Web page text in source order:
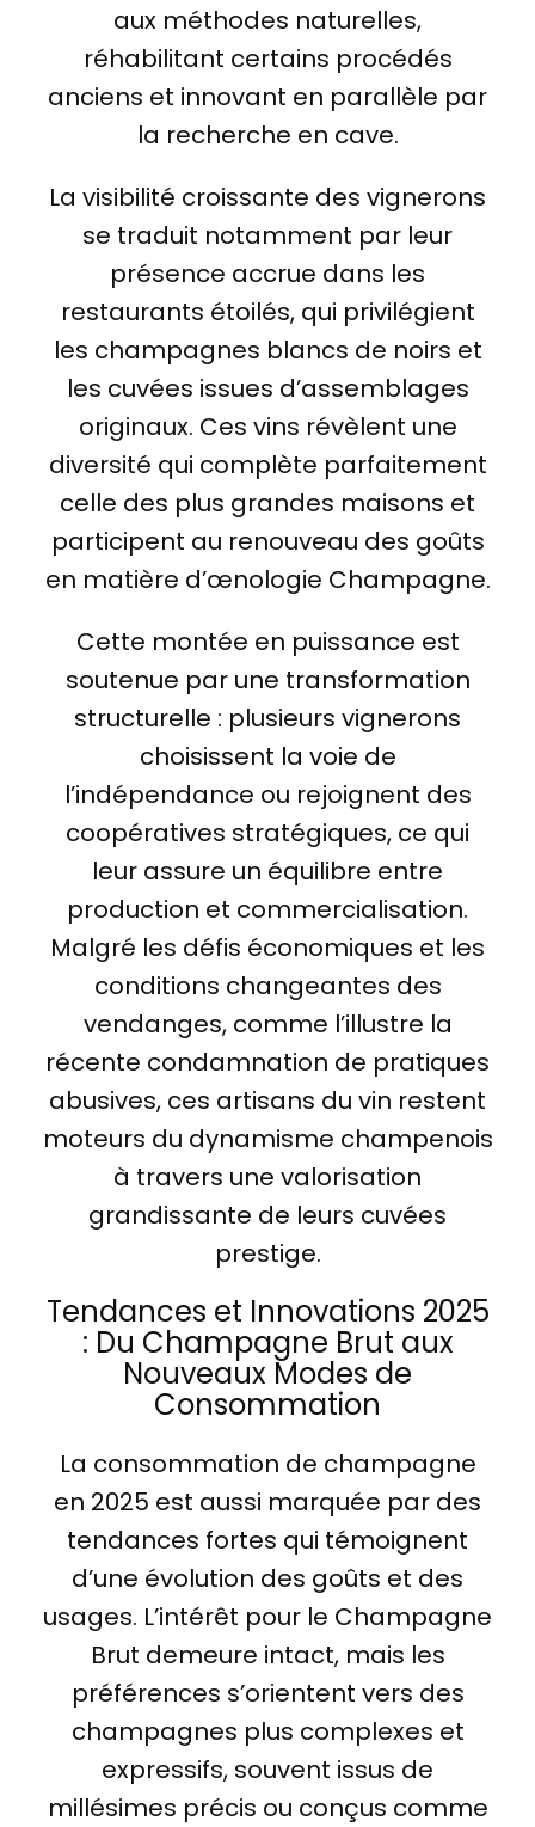
aux méthodes naturelles,
réhabilitant certains procédés
anciens et innovant en parallèle par
la recherche en cave.
La visibilité croissante des vignerons
se traduit notamment par leur
présence accrue dans les
restaurants étoilés, qui privilégient
les champagnes blancs de noirs et
les cuvées issues d’assemblages
originaux. Ces vins révèlent une
diversité qui complète parfaitement
celle des plus grandes maisons et
participent au renouveau des goûts
en matière d’œnologie Champagne.
Cette montée en puissance est
soutenue par une transformation
structurelle : plusieurs vignerons
choisissent la voie de
l’indépendance ou rejoignent des
coopératives stratégiques, ce qui
leur assure un équilibre entre
production et commercialisation.
Malgré les défis économiques et les
conditions changeantes des
vendanges, comme l’illustre la
récente condamnation de pratiques
abusives, ces artisans du vin restent
moteurs du dynamisme champenois
à travers une valorisation
grandissante de leurs cuvées
prestige.
Tendances et Innovations 2025
: Du Champagne Brut aux
Nouveaux Modes de
Consommation
La consommation de champagne
en 2025 est aussi marquée par des
tendances fortes qui témoignent
d’une évolution des goûts et des
usages. L’intérêt pour le Champagne
Brut demeure intact, mais les
préférences s’orientent vers des
champagnes plus complexes et
expressifs, souvent issus de
millésimes précis ou conçus comme